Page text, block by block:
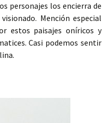
personajes los encierra de
Mención especial
estos paisajes oníricos y
Casi podemos sentir